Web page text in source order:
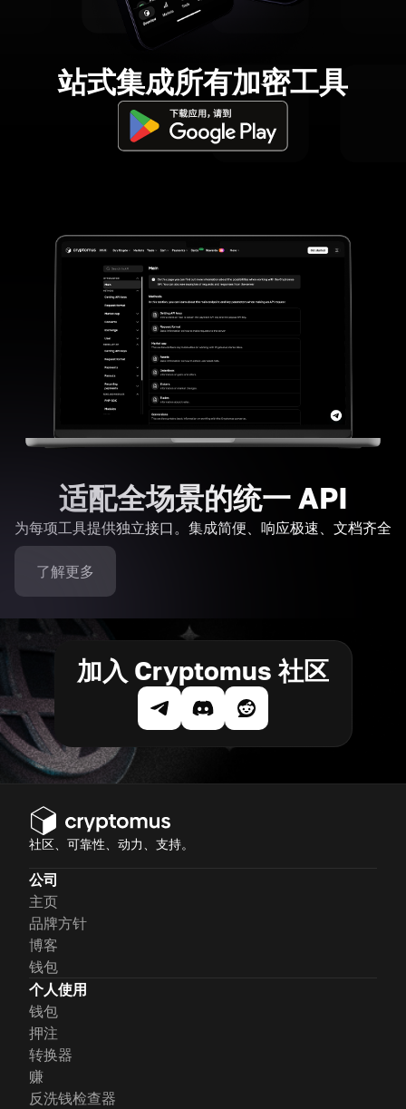
站式集成所有加密工具
适配全场景的统一 API
为每项工具提供独立接口。集成简便、响应极速、文档齐全
了解更多
加入 Cryptomus 社区
社区、可靠性、动力、支持。
公司
主页
品牌方针
博客
钱包
个人使用
钱包
押注
转换器
赚
反洗钱检查器